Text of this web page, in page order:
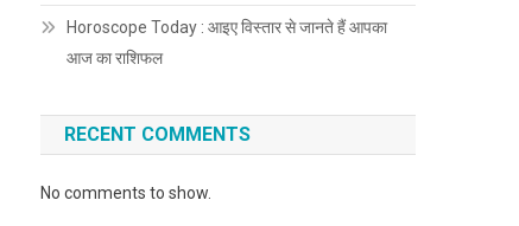
Horoscope Today : आइए विस्तार से जानते हैं आपका
आज का राशिफल
RECENT COMMENTS
No comments to show.